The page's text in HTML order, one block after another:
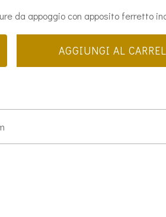
da appoggio con apposito ferretto
AGGIUNGI AL